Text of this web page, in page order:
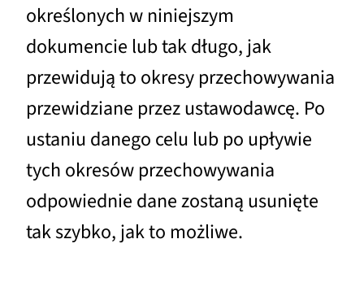
określonych w niniejszym
dokumencie lub tak długo, jak
przewidują to okresy przechowywania
przewidziane przez ustawodawcę. Po
ustaniu danego celu lub po upływie
tych okresów przechowywania
odpowiednie dane zostaną usunięte
tak szybko, jak to możliwe.